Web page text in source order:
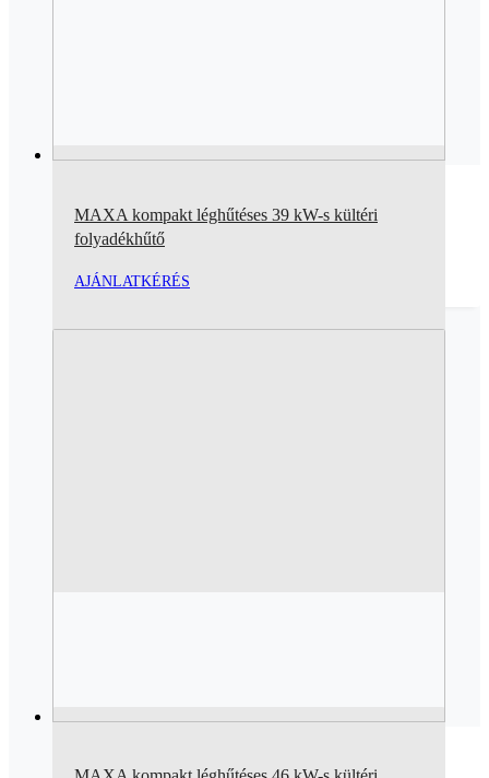
MAXA kompakt léghűtéses 39 kW-s kültéri
folyadékhűtő
AJÁNLATKÉRÉS